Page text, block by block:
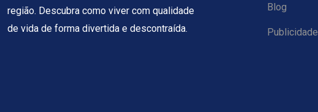
região. Descubra como viver com qualidade
de vida de forma divertida e descontraída.
Blog
Publicidade